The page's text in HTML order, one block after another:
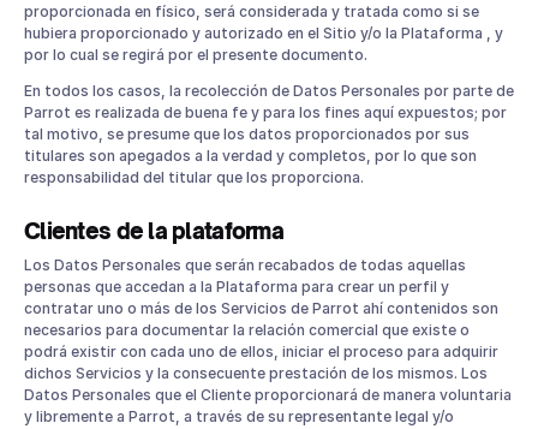
proporcionada en físico, será considerada y tratada como si se
hubiera proporcionado y autorizado en el Sitio y/o la Plataforma , y
por lo cual se regirá por el presente documento.
En todos los casos, la recolección de Datos Personales por parte de
Parrot es realizada de buena fe y para los fines aquí expuestos; por
tal motivo, se presume que los datos proporcionados por sus
titulares son apegados a la verdad y completos, por lo que son
responsabilidad del titular que los proporciona.
Clientes de la plataforma
Los Datos Personales que serán recabados de todas aquellas
personas que accedan a la Plataforma para crear un perfil y
contratar uno o más de los Servicios de Parrot ahí contenidos son
necesarios para documentar la relación comercial que existe o
podrá existir con cada uno de ellos, iniciar el proceso para adquirir
dichos Servicios y la consecuente prestación de los mismos. Los
Datos Personales que el Cliente proporcionará de manera voluntaria
y libremente a Parrot, a través de su representante legal y/o